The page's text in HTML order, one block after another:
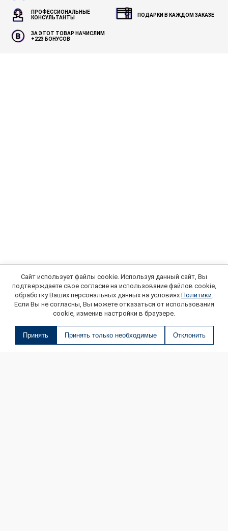
ПРОФЕССИОНАЛЬНЫЕ
КОНСУЛЬТАНТЫ
ПОДАРКИ В КАЖДОМ ЗАКАЗЕ
ЗА ЭТОТ ТОВАР НАЧИСЛИМ
+223 БОНУСОВ
Сайт использует файлы cookie. Используя данный сайт, Вы
подтверждаете свое согласие на использование файлов cookie,
обработку Ваших персональных данных на условиях Политики.
Если Вы не согласны, Вы можете отказаться от использования
cookie, изменив настройки в браузере.
Принять Принять только необходимые Отклонить